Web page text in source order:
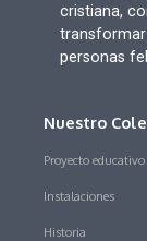
cristiana,
personas
Nuestro
Proyecto educativo
Instalaciones
Historia